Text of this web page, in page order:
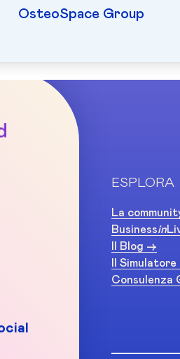
OsteoSpace Group
ESPLORA
La
Businessin
Il Blog ->
Il
Consulenza